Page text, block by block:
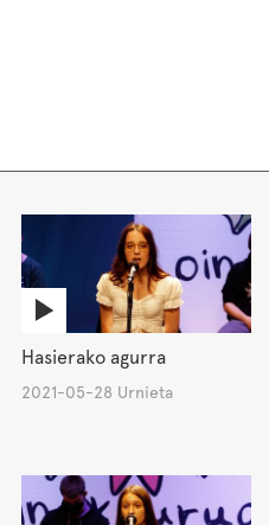
Hasierako agurra
2021-05-28 Urnieta